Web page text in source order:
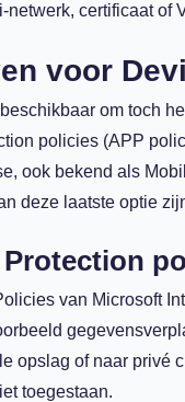
netwerk, certificaat of
voor
om toch
policies (APP
ook bekend als
deze laatste optie
van Microsoft
opslag of naar privé
toegestaan.